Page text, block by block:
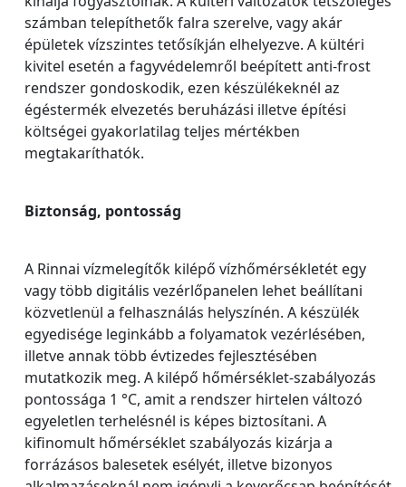
számban telepíthetők falra szerelve, vagy akár
épületek vízszintes tetősíkján elhelyezve. A kültéri
kivitel esetén a fagyvédelemről beépített anti-frost
rendszer gondoskodik, ezen készülékeknél az
égéstermék elvezetés beruházási illetve építési
költségei gyakorlatilag teljes mértékben
megtakaríthatók.
Biztonság, pontosság
A Rinnai vízmelegítők kilépő vízhőmérsékletét egy
vagy több digitális vezérlőpanelen lehet beállítani
közvetlenül a felhasználás helyszínén. A készülék
egyedisége leginkább a folyamatok vezérlésében,
illetve annak több évtizedes fejlesztésében
mutatkozik meg. A kilépő hőmérséklet-szabályozás
pontossága 1 °C, amit a rendszer hirtelen változó
egyeletlen terhelésnél is képes biztosítani. A
kifinomult hőmérséklet szabályozás kizárja a
forrázásos balesetek esélyét, illetve bizonyos